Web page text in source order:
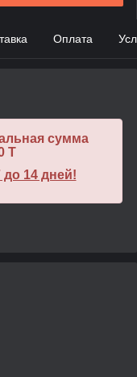
Оплата
сумма
T
14 дней!